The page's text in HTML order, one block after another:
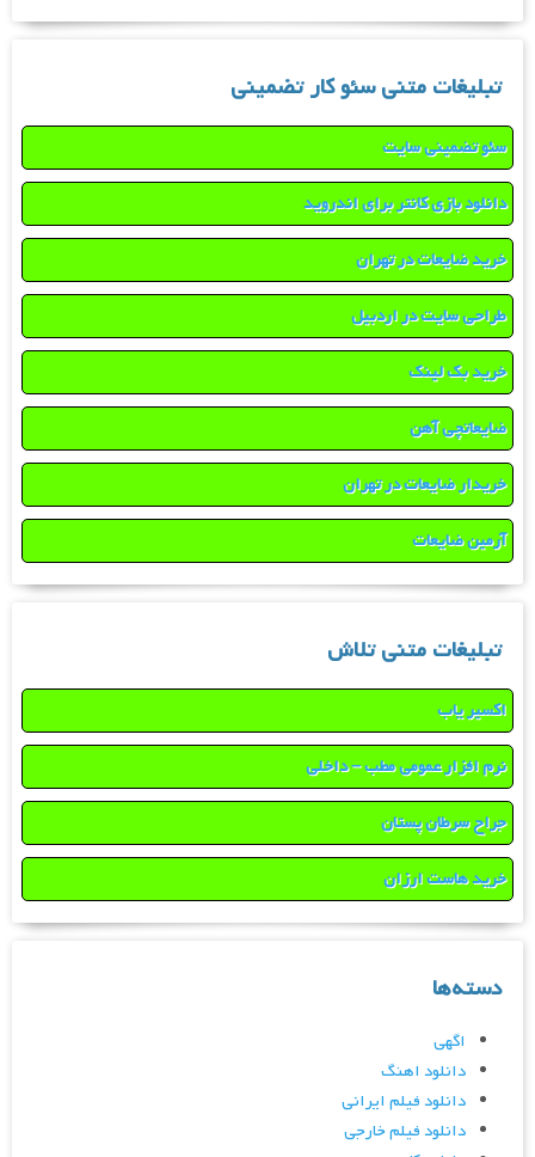
تبلیغات متنی سئو کار تضمینی
سئو تضمینی سایت
دانلود بازی کانتر برای اندروید
خرید ضایعات در تهران
طراحی سایت در اردبیل
خرید بک لینک
ضایعاتچی آهن
خریدار ضایعات در تهران
آرمین ضایعات
تبلیغات متنی تلاش
اکسیر یاب
نرم افزار عمومی مطب – داخلی
جراح سرطان پستان
خرید هاست ارزان
دسته‌ها
اگهی
دانلود اهنگ
دانلود فیلم ایرانی
دانلود فیلم خارجی